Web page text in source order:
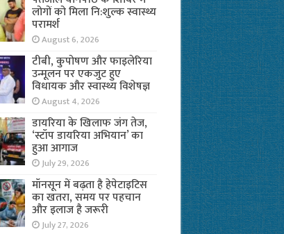
लोगों को मिला नि:शुल्क स्वास्थ्य
परामर्श
August 6, 2026
टीबी, कुपोषण और फाइलेरिया
उन्मूलन पर एकजुट हुए
विधायक और स्वास्थ्य विशेषज्ञ
August 4, 2026
डायरिया के खिलाफ जंग तेज,
‘स्टॉप डायरिया अभियान’ का
हुआ आगाज
July 29, 2026
मॉनसून में बढ़ता है हेपेटाइटिस
का खतरा, समय पर पहचान
और इलाज है जरूरी
July 27, 2026